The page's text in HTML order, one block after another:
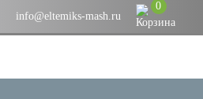
info@eltemiks-mash.ru
0